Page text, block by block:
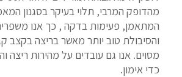
מהדופק המרבי, תלוי בעיקר בסגנון
המתאמן, פעימות בדקה , כך אנו
והסיבולת טוב יותר מאשר בריצה בקצב
מסוים. אנו גם עובדים על מהירות ריצה
כדי אימון.